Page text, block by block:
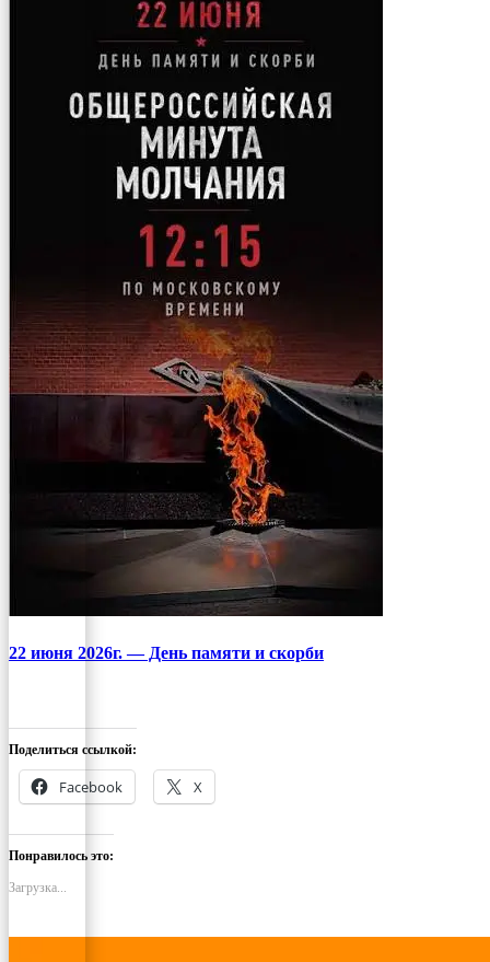
22 июня 2026г. — День памяти и скорби
Поделиться ссылкой:
Facebook X
Понравилось это:
Загрузка...